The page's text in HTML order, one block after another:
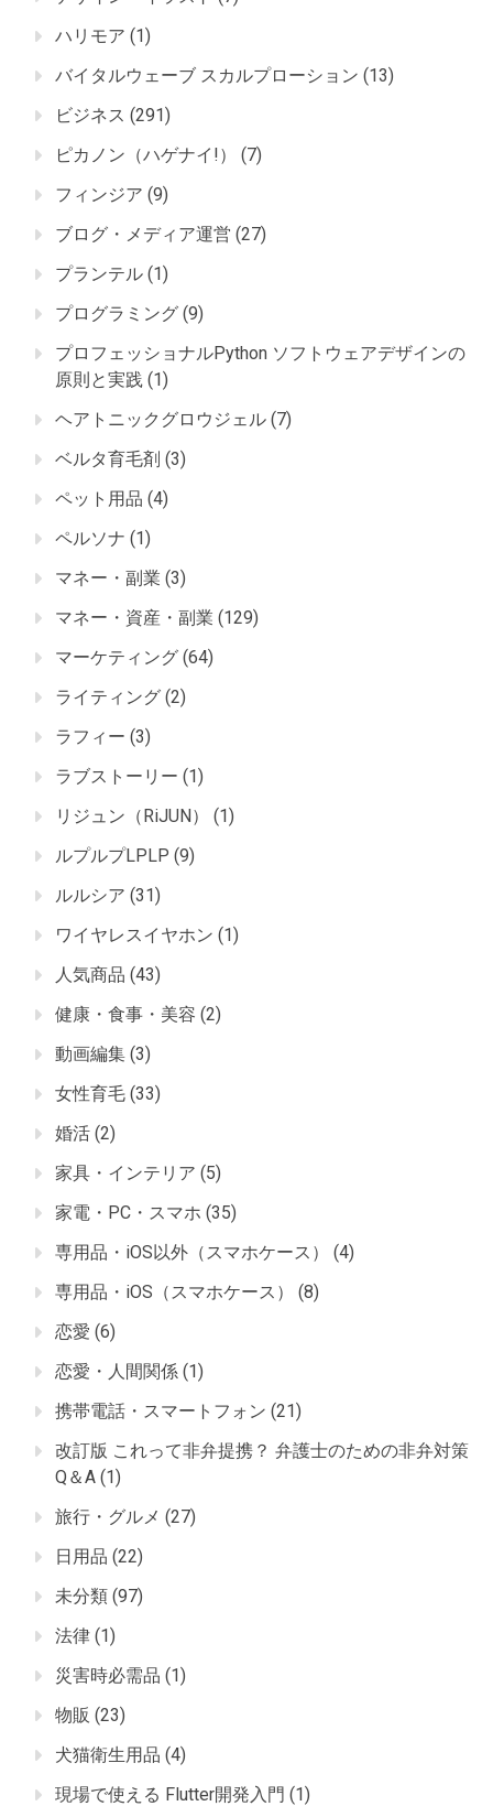
ハリモア (1)
バイタルウェーブ スカルプローション (13)
ビジネス (291)
ピカノン（ハゲナイ!）
(7)
フィンジア (9)
ブログ・メディア運営 (27)
プランテル (1)
プログラミング (9)
プロフェッショナルPython ソフトウェアデザインの
原則と実践 (1)
ヘアトニックグロウジェル (7)
ベルタ育毛剤 (3)
ペット用品 (4)
ペルソナ (1)
マネー・副業 (3)
マネー・資産・副業 (129)
マーケティング (64)
ライティング (2)
ラフィー (3)
ラブストーリー (1)
リジュン（RiJUN）
(1)
ルプルプLPLP (9)
ルルシア (31)
ワイヤレスイヤホン (1)
人気商品 (43)
健康・食事・美容 (2)
動画編集 (3)
女性育毛 (33)
婚活 (2)
家具・インテリア (5)
家電・PC・スマホ (35)
専用品・iOS以外（スマホケース）
(4)
専用品・iOS（スマホケース）
(8)
恋愛 (6)
恋愛・人間関係 (1)
携帯電話・スマートフォン (21)
改訂版 これって非弁提携？ 弁護士のための非弁対策
Q＆A (1)
旅行・グルメ (27)
日用品 (22)
未分類 (97)
法律 (1)
災害時必需品 (1)
物販 (23)
犬猫衛生用品 (4)
現場で使える Flutter開発入門 (1)